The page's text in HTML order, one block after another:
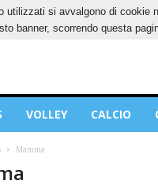
2026 CONTATTI
VOLLEY CALCIO
Mamma
utilizzati si avvalgono di
banner, scorrendo questa